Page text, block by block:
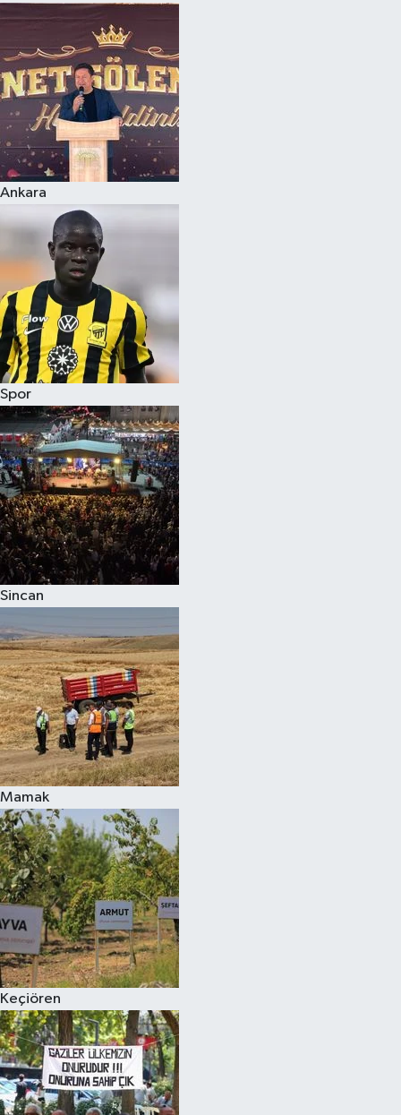
Ankara
Spor
Sincan
Mamak
Keçiören